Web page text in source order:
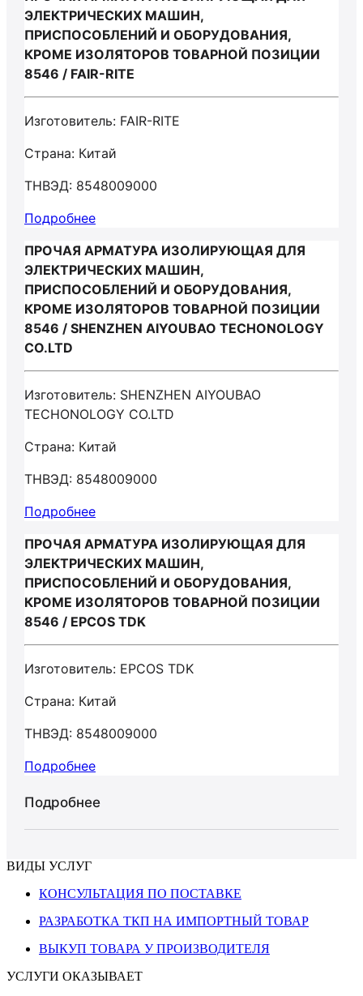
ЭЛЕКТРИЧЕСКИХ МАШИН,
ПРИСПОСОБЛЕНИЙ И ОБОРУДОВАНИЯ,
КРОМЕ ИЗОЛЯТОРОВ ТОВАРНОЙ ПОЗИЦИИ
8546 / FAIR-RITE
Изготовитель: FAIR-RITE
Страна: Китай
ТНВЭД: 8548009000
Подробнее
ПРОЧАЯ АРМАТУРА ИЗОЛИРУЮЩАЯ ДЛЯ
ЭЛЕКТРИЧЕСКИХ МАШИН,
ПРИСПОСОБЛЕНИЙ И ОБОРУДОВАНИЯ,
КРОМЕ ИЗОЛЯТОРОВ ТОВАРНОЙ ПОЗИЦИИ
8546 / SHENZHEN AIYOUBAO TECHONOLOGY
CO.LTD
Изготовитель: SHENZHEN AIYOUBAO
TECHONOLOGY CO.LTD
Страна: Китай
ТНВЭД: 8548009000
Подробнее
ПРОЧАЯ АРМАТУРА ИЗОЛИРУЮЩАЯ ДЛЯ
ЭЛЕКТРИЧЕСКИХ МАШИН,
ПРИСПОСОБЛЕНИЙ И ОБОРУДОВАНИЯ,
КРОМЕ ИЗОЛЯТОРОВ ТОВАРНОЙ ПОЗИЦИИ
8546 / EPCOS TDK
Изготовитель: EPCOS TDK
Страна: Китай
ТНВЭД: 8548009000
Подробнее
Подробнее
ВИДЫ УСЛУГ
КОНСУЛЬТАЦИЯ ПО ПОСТАВКЕ
РАЗРАБОТКА ТКП НА ИМПОРТНЫЙ ТОВАР
ВЫКУП ТОВАРА У ПРОИЗВОДИТЕЛЯ
УСЛУГИ ОКАЗЫВАЕТ